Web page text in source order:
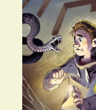
För